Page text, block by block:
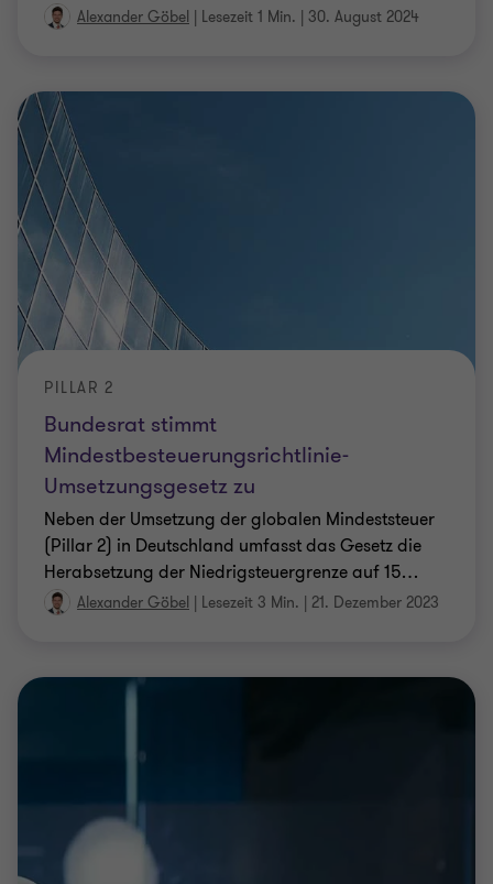
Alexander Göbel | Lesezeit 1 Min. | 30. August 2024
Bundesrat stimmt
Mindestbesteuerungsrichtlinie-
Umsetzungsgesetz zu
PILLAR 2
Neben der Umsetzung der globalen Mindeststeuer
(Pillar 2) in Deutschland umfasst das Gesetz die
Herabsetzung der Niedrigsteuergrenze auf 15…
Alexander Göbel | Lesezeit 3 Min. | 21. Dezember 2023